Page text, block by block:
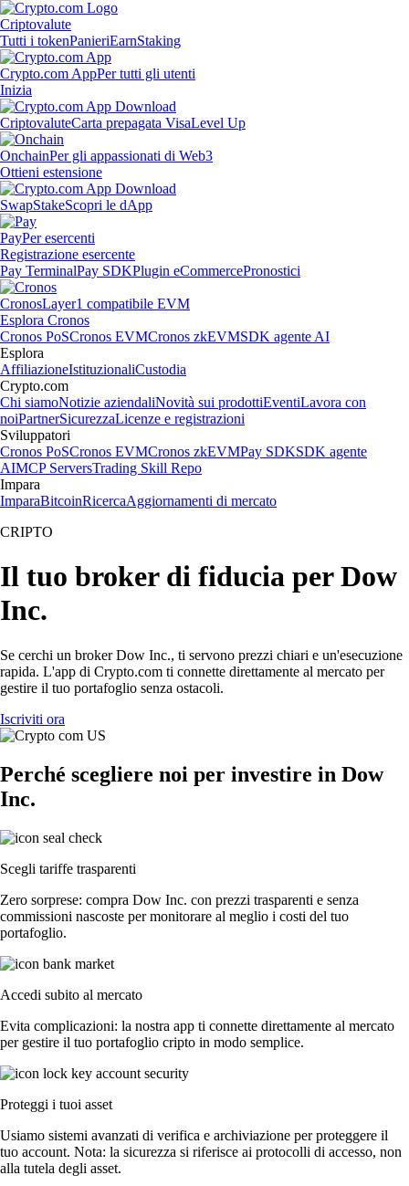
Criptovalute
Tutti i tokenPanieriEarnStaking
Crypto.com AppPer tutti gli utenti
Inizia
CriptovaluteCarta prepagata VisaLevel Up
OnchainPer gli appassionati di Web3
Ottieni estensione
SwapStakeScopri le dApp
PayPer esercenti
Registrazione esercente
Pay TerminalPay SDKPlugin eCommercePronostici
CronosLayer1 compatibile EVM
Esplora Cronos
Cronos PoSCronos EVMCronos zkEVMSDK agente AI
Esplora
AffiliazioneIstituzionaliCustodia
Crypto.com
Chi siamoNotizie aziendaliNovità sui prodottiEventiLavora con
noiPartnerSicurezzaLicenze e registrazioni
Sviluppatori
Cronos PoSCronos EVMCronos zkEVMPay SDKSDK agente
AIMCP ServersTrading Skill Repo
Impara
ImparaBitcoinRicercaAggiornamenti di mercato
CRIPTO
Il tuo broker di fiducia per Dow
Inc.
Se cerchi un broker Dow Inc., ti servono prezzi chiari e un'esecuzione
rapida. L'app di Crypto.com ti connette direttamente al mercato per
gestire il tuo portafoglio senza ostacoli.
Iscriviti ora
Perché scegliere noi per investire in Dow
Inc.
Scegli tariffe trasparenti
Zero sorprese: compra Dow Inc. con prezzi trasparenti e senza
commissioni nascoste per monitorare al meglio i costi del tuo
portafoglio.
Accedi subito al mercato
Evita complicazioni: la nostra app ti connette direttamente al mercato
per gestire il tuo portafoglio cripto in modo semplice.
Proteggi i tuoi asset
Usiamo sistemi avanzati di verifica e archiviazione per proteggere il
tuo account. Nota: la sicurezza si riferisce ai protocolli di accesso, non
alla tutela degli asset.